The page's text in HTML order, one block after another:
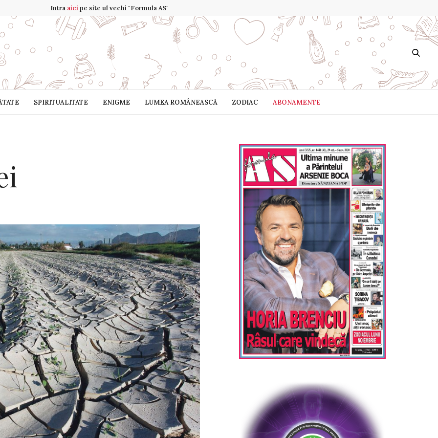
Intra aicipe site ul vechi "Formula AS"
SPIRITUALITATE ENIGME LUMEA ROMÂNEASCĂ ZODIAC ABONAMENTE